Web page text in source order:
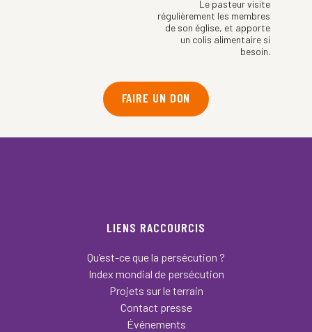
Le pasteur visite
régulièrement les membres
de son église, et apporte
un colis alimentaire si
besoin.
FAIRE UN DON
LIENS RACCOURCIS
Qu’est-ce que la persécution ?
Index mondial de persécution
Projets sur le terrain
Contact presse
Événements